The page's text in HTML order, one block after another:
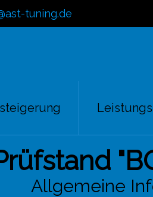
tuning.de
Allgemeine